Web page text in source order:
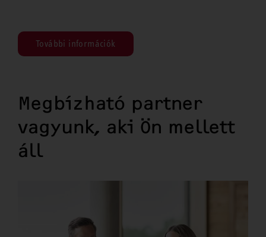
További információk
Megbízható partner
vagyunk, aki Ön mellett
áll